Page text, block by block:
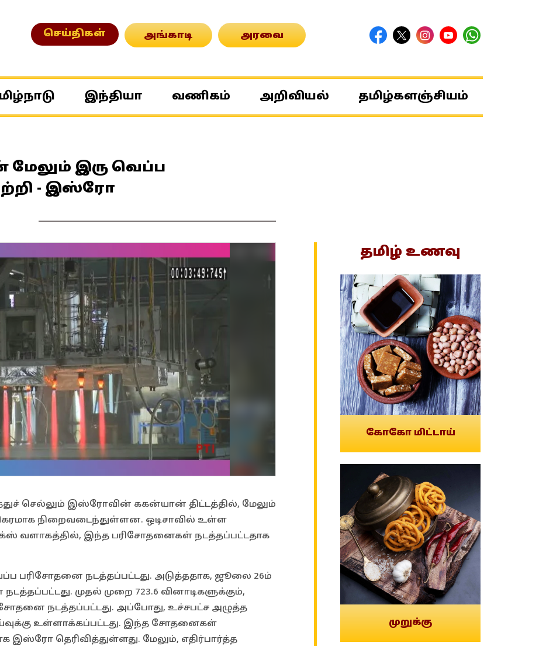
செய்திகள் அங்காடி அரவை
இந்தியா வணிகம் அறிவியல் தமிழ்களஞ்சியம்
மேலும் இரு வெப்ப
- இஸ்ரோ
செல்லும் இஸ்ரோவின் ககன்யான் திட்டத்தில், மேலும்
நிறைவடைந்துள்ளன. ஒடிசாவில் உள்ள
வளாகத்தில், இந்த பரிசோதனைகள் நடத்தப்பட்டதாக
பரிசோதனை நடத்தப்பட்டது. அடுத்ததாக, ஜூலை 26ம்
முதல் முறை 723.6 வினாடிகளுக்கும்,
சோதனை நடத்தப்பட்டது. அப்போது, உச்சபட்ச அழுத்த
உள்ளாக்கப்பட்டது. இந்த சோதனைகள்
தெரிவித்துள்ளது. மேலும், எதிர்பார்த்த
தமிழ் உணவு
கோகோ மிட்டாய்
முறுக்கு